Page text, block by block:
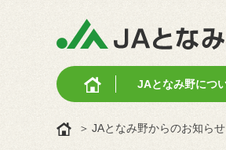
JAとなみ野につ
JAとなみ野からのお知らせ